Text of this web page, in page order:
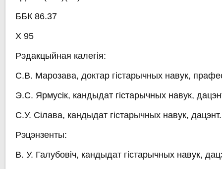
ББК 86.37
Х 95
Рэдакцыйная калегія:
С.В. Марозава, доктар гістарычных навук,
Э.С. Ярмусік, кандыдат гістарычных навук,
С.У. Сілава, кандыдат гістарычных навук, дацэнт.
Рэцэнзенты:
В. У. Галубовіч, кандыдат гістарычных навук,